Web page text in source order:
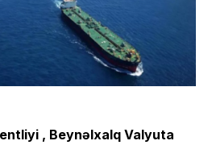
, Beynəlxalq Valyuta